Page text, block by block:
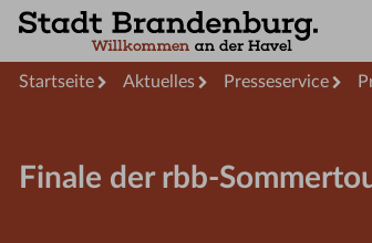
Startseite Aktuelles Presseservice
Finale der rbb-